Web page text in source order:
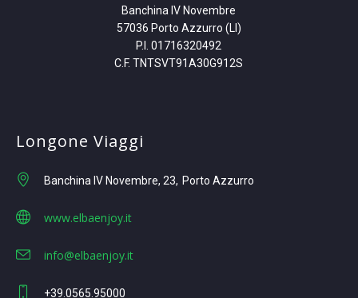
Banchina IV Novembre
57036 Porto Azzurro (LI)
P.I. 01716320492
C.F. TNTSVT91A30G912S
Longone Viaggi
Banchina IV Novembre, 23 Porto Azzurro
www.elbaenjoy.it
info@elbaenjoy.it
+39.0565.95000